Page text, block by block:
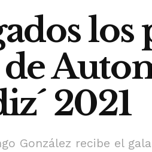
los
de
2021
González recibe el